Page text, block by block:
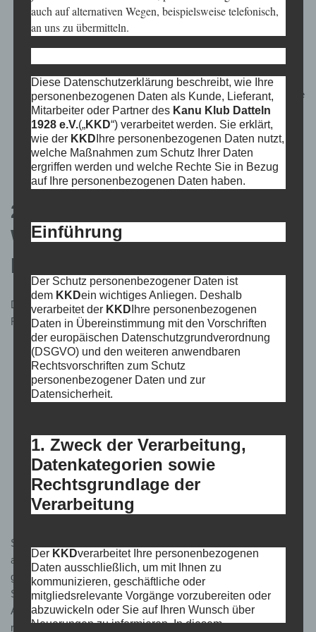
zur Wahrung berechtigter Interessen desKKDunter
Abwägung der schützenswerten Interessen der Betroffenen
haben Sie im Einzelfall ausdrücklich Ihre Einwilligung in die
Verarbeitung Ihrer personenbezogenen Daten erteilt, ist diese
Einwilligung die Rechtsgrundlage für die Verarbeitung (Artikel
6 (1) (a) DSGVO).
DerKKD verwaltet die Mitgliederdaten gemeinsam mit dem
DKV gem. Art. 26 DSGVO.
2. Übermittlung und
Weitergabe der
personenbezogenen Daten
Der KKDübermittelt Ihre personenbezogenen Daten im
Rahmen des berechtigten Interesses gegebenenfalls an:
andere Dienstleister
sonstige Empfänger, wie z.B. Steuer- und Rechtsberater,
Gerichte, Anbieter von Versicherungs- und
der Vereinstätigkeit aktiv werden,
IT-Dienstleister, Lettershop Betreiber etc.
3. Speicherfristen
Soweit bei der Erhebung keine ausdrückliche Speicherdauer
angegeben wird, werden Ihre personenbezogenen Daten
gelöscht, wenn diese nicht mehr zur Erfüllung des Zweckes der
Speicherung erforderlich sind und keine gesetzlichen
Aufbewahrungspflichten (z.B. handels-, steuer- oder
rentenrechtliche Aufbewahrungspflichten) eine längere
auch auf alternativen Wegen, beispielsweise telefonisch,
an uns zu übermitteln.
Diese Datenschutzerklärung beschreibt, wie Ihre
personenbezogenen Daten als Kunde, Lieferant,
Mitarbeiter oder Partner des Kanu Klub Datteln
1928 e.V.(„KKD“) verarbeitet werden. Sie erklärt,
wie der KKD Ihre personenbezogenen Daten nutzt,
welche Maßnahmen zum Schutz Ihrer Daten
ergriffen werden und welche Rechte Sie in Bezug
auf Ihre personenbezogenen Daten haben.
Einführung
Der Schutz personenbezogener Daten ist
dem KKDein wichtiges Anliegen. Deshalb
verarbeitet der KKD Ihre personenbezogenen
Daten in Übereinstimmung mit den Vorschriften
der europäischen Datenschutzgrundverordnung
(DSGVO) und den weiteren anwendbaren
Rechtsvorschriften zum Schutz
personenbezogener Daten und zur
Datensicherheit.
1. Zweck der Verarbeitung,
Datenkategorien sowie
Rechtsgrundlage der
Verarbeitung
Der KKDverarbeitet Ihre personenbezogenen
Daten ausschließlich, um mit Ihnen zu
kommunizieren, geschäftliche oder
mitgliedsrelevante Vorgänge vorzubereiten oder
abzuwickeln oder Sie auf Ihren Wunsch über
Neuerungen zu informieren. In diesem